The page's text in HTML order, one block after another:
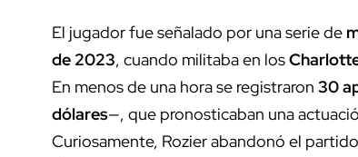
El jugador fue señalado por una serie de
de 2023, cuando militaba en los
En menos de una hora se registraron 30
dólares—, que pronosticaban una
Curiosamente, Rozier abandonó el